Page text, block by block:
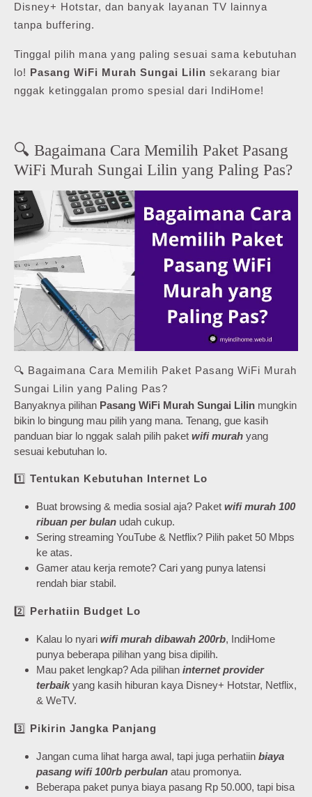
Disney+ Hotstar, dan banyak layanan TV lainnya
tanpa buffering.
Tinggal pilih mana yang paling sesuai sama kebutuhan
lo! Pasang WiFi Murah Sungai Lilin sekarang biar
nggak ketinggalan promo spesial dari IndiHome!
🔍 Bagaimana Cara Memilih Paket Pasang
WiFi Murah Sungai Lilin yang Paling Pas?
🔍 Bagaimana Cara Memilih Paket Pasang WiFi Murah
Sungai Lilin yang Paling Pas?
Banyaknya pilihan Pasang WiFi Murah Sungai Lilin mungkin
bikin lo bingung mau pilih yang mana. Tenang, gue kasih
panduan biar lo nggak salah pilih paket wifi murah yang
sesuai kebutuhan lo.
1️⃣ Tentukan Kebutuhan Internet Lo
Buat browsing & media sosial aja? Paket wifi murah 100
ribuan per bulan udah cukup.
Sering streaming YouTube & Netflix? Pilih paket 50 Mbps
ke atas.
Gamer atau kerja remote? Cari yang punya latensi
rendah biar stabil.
2️⃣ Perhatiin Budget Lo
Kalau lo nyari wifi murah dibawah 200rb, IndiHome
punya beberapa pilihan yang bisa dipilih.
Mau paket lengkap? Ada pilihan internet provider
terbaikyang kasih hiburan kaya Disney+ Hotstar, Netflix,
& WeTV.
3️⃣ Pikirin Jangka Panjang
Jangan cuma lihat harga awal, tapi juga perhatiin biaya
pasang wifi 100rb perbulan atau promonya.
Beberapa paket punya biaya pasang Rp 50.000, tapi bisa